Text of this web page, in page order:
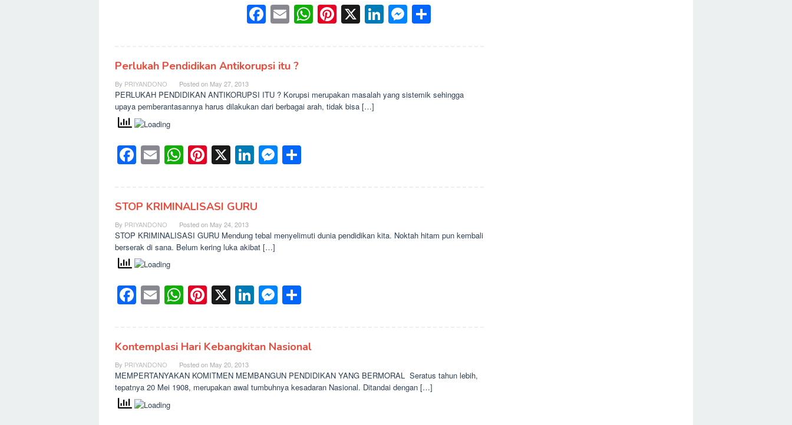
Facebook
EmailWhatsApp
Pinterest
X LinkedIn
Messenger
Share
Perlukah Pendidikan Antikorupsi itu ?
By PRIYANDONO Posted on May 27, 2013
PERLUKAH PENDIDIKAN ANTIKORUPSI ITU ? Korupsi merupakan masalah yang sistemik sehingga
upaya pemberantasannya harus dilakukan dari berbagai arah, tidak bisa […]
Facebook
EmailWhatsApp
Pinterest
X LinkedIn
Messenger
Share
STOP KRIMINALISASI GURU
By PRIYANDONO Posted on May 24, 2013
STOP KRIMINALISASI GURU Mendung tebal menyelimuti dunia pendidikan kita. Noktah hitam pun kembali
berserak di sana. Belum kering luka akibat […]
Facebook
EmailWhatsApp
Pinterest
X LinkedIn
Messenger
Share
Kontemplasi Hari Kebangkitan Nasional
By PRIYANDONO Posted on May 20, 2013
MEMPERTANYAKAN KOMITMEN MEMBANGUN PENDIDIKAN YANG BERMORAL Seratus tahun lebih,
tepatnya 20 Mei 1908, merupakan awal tumbuhnya kesadaran Nasional. Ditandai dengan […]